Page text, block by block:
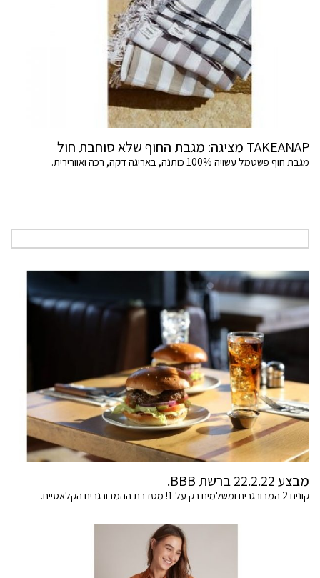
TAKEANAP מציגה: מגבת החוף שלא סוחבת חול
מגבת חוף פשטמל עשויה 100% כותנה, באריגה דקה, רכה ואוורירית.
מבצע 22.2.22 ברשת BBB.
קונים 2 המבורגרים ומשלמים רק על 1! מסדרת ההמבורגרים הקלאסיים.